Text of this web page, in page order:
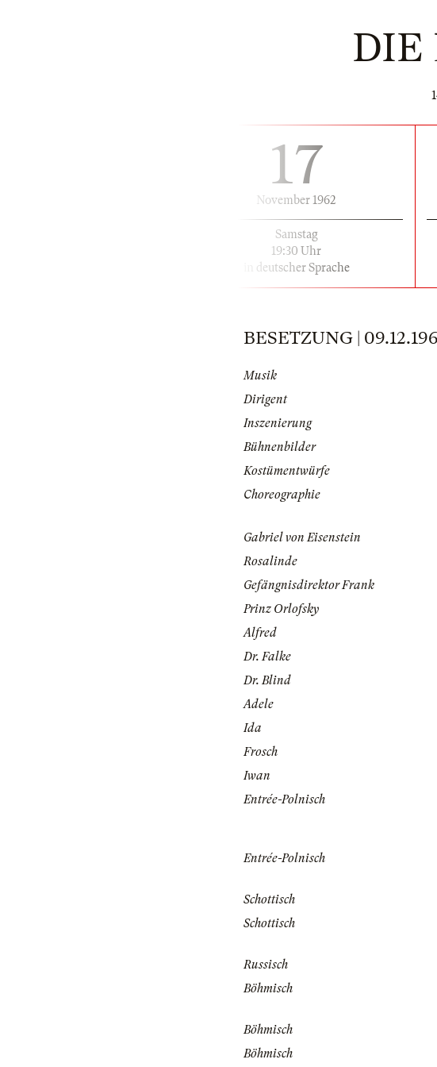
DIE
17
November 1962
Samstag
19:30 Uhr
in deutscher Sprache
BESETZUNG |
Musik
Dirigent
Inszenierung
Bühnenbilder
Kostümentwürfe
Choreographie
Gabriel von Eisenstein
Rosalinde
Gefängnisdirektor Frank
Prinz Orlofsky
Alfred
Dr. Falke
Dr. Blind
Adele
Ida
Frosch
Iwan
Entrée-Polnisch
Entrée-Polnisch
Schottisch
Schottisch
Russisch
Böhmisch
Böhmisch
Böhmisch